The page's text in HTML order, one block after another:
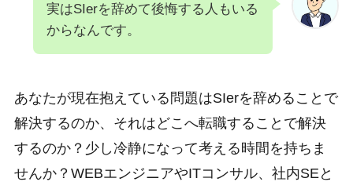
実はSIerを辞めて後悔する人もいる
からなんです。
あなたが現在抱えている問題はSIerを辞めることで
解決するのか、それはどこへ転職することで解決
するのか？少し冷静になって考える時間を持ちま
せんか？WEBエンジニアやITコンサル、社内SEと